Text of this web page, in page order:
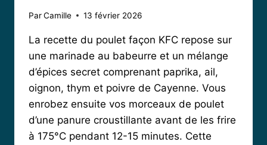
ParCamille 13 février 2026
La recette du poulet façon KFC repose sur
une marinade au babeurre et un mélange
d’épices secret comprenant paprika, ail,
oignon, thym et poivre de Cayenne. Vous
enrobez ensuite vos morceaux de poulet
d’une panure croustillante avant de les frire
à 175°C pendant 12-15 minutes. Cette